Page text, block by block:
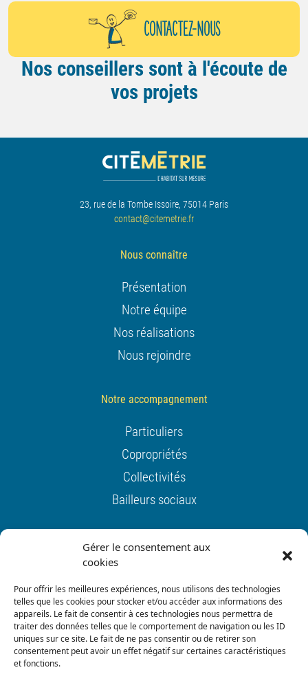
Gérer le consentement aux
cookies
Pour offrir les meilleures expériences, nous utilisons des technologies
telles que les cookies pour stocker et/ou accéder aux informations des
appareils. Le fait de consentir à ces technologies nous permettra de
traiter des données telles que le comportement de navigation ou les ID
uniques sur ce site. Le fait de ne pas consentir ou de retirer son
consentement peut avoir un effet négatif sur certaines caractéristiques
et fonctions.
CONTACTEZ-NOUS
Nos conseillers sont à l'écoute de
vos projets
23, rue de la Tombe Issoire, 75014 Paris
contact@citemetrie.fr
Nous connaître
Présentation
Notre équipe
Nos réalisations
Nous rejoindre
Notre accompagnement
Particuliers
Copropriétés
Collectivités
Bailleurs sociaux
Actualités
Mentions légales
Cookies
Confidentialité